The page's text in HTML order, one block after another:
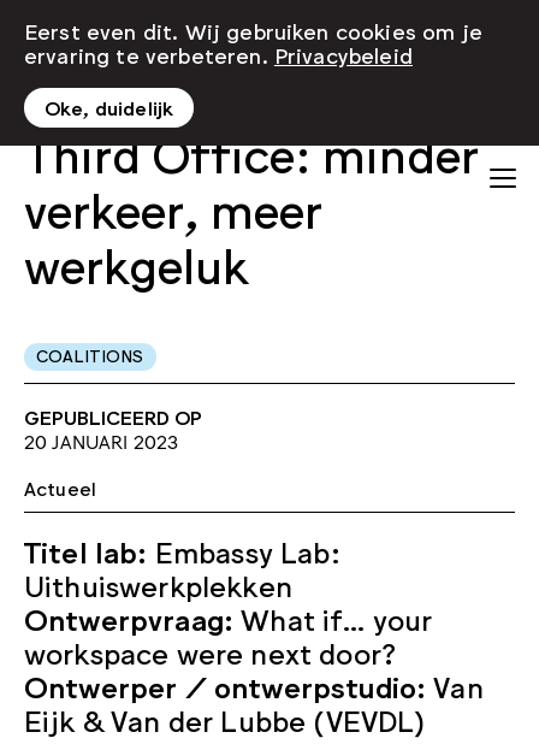
Third Office: minder
verkeer, meer
werkgeluk
COALITIONS
GEPUBLICEERD OP
20 JANUARI 2023
Actueel
Titel lab: Embassy Lab:
Uithuiswerkplekken
Ontwerpvraag:What if… your
workspace were next door?
Ontwerper / ontwerpstudio:Van
Eijk & Van der Lubbe (VEVDL)
Eerst even dit. Wij gebruiken cookies om je
ervaring te verbeteren. Privacybeleid
Oke, duidelijk